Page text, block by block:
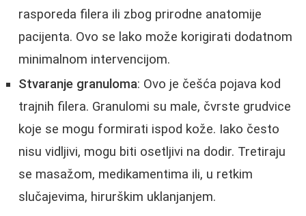
rasporeda filera ili zbog prirodne anatomije
pacijenta. Ovo se lako može korigirati dodatnom
minimalnom intervencijom.
Stvaranje granuloma: Ovo je češća pojava kod
trajnih filera. Granulomi su male, čvrste grudvice
koje se mogu formirati ispod kože. Iako često
nisu vidljivi, mogu biti osetljivi na dodir. Tretiraju
se masažom, medikamentima ili, u retkim
slučajevima, hirurškim uklanjanjem.